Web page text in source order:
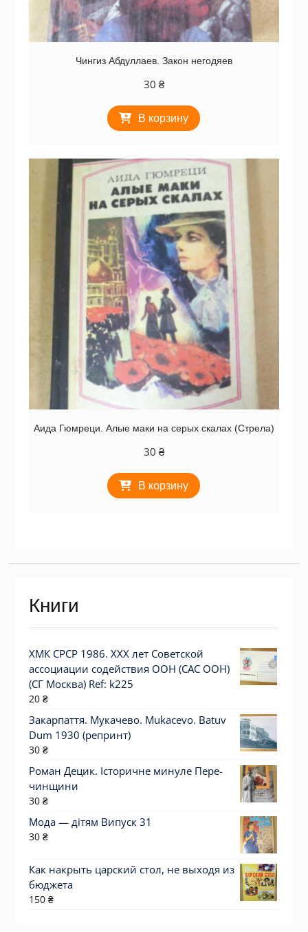
Чингиз Абдуллаев. Закон негодяев
30 ₴
В корзину
Аида Гюмреци. Алые маки на серых скалах (Стрела)
30 ₴
В корзину
Книги
ХМК СРСР 1986. XXX лет Советской
ассоциации содействия ООН (САС ООН)
(СГ Москва) Ref: k225
20 ₴
Закарпаття. Мукачево. Mukacevo. Batuv
Dum 1930 (репринт)
30 ₴
Роман Децик. Історичне минуле Пе­ре­
чин­щи­­ни
30 ₴
Мода — дітям Випуск 31
30 ₴
Как накрыть царский стол, не выходя из
бюджета
150 ₴